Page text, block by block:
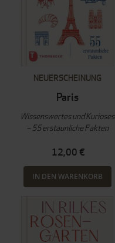
NEUERSCHEINUNG
Paris
Wissenswertes und Kurioses
– 55 erstaunliche Fakten
12,00 €
IN DEN WARENKORB